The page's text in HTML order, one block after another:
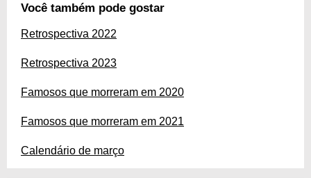
Você também pode gostar
Retrospectiva 2022
Retrospectiva 2023
Famosos que morreram em 2020
Famosos que morreram em 2021
Calendário de março